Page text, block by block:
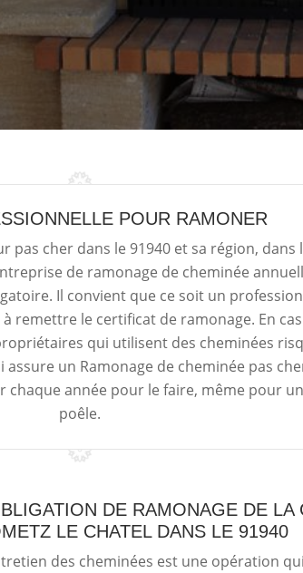
POUR RAMONER
pas cher dans le 91940 et sa région, dans
de ramonage de cheminée
Il convient que ce soit un
remettre le certificat de ramonage. En
qui utilisent des cheminées
un Ramonage de cheminée pas
chaque année pour le faire, même pour
poêle.
DE RAMONAGE DE LA
LE CHATEL DANS LE 91940
des cheminées est une opération